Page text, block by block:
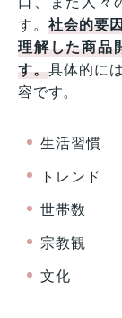
す。社会的要
理解した商品
す。具体的に
容です。
生活習慣
トレンド
世帯数
宗教観
文化